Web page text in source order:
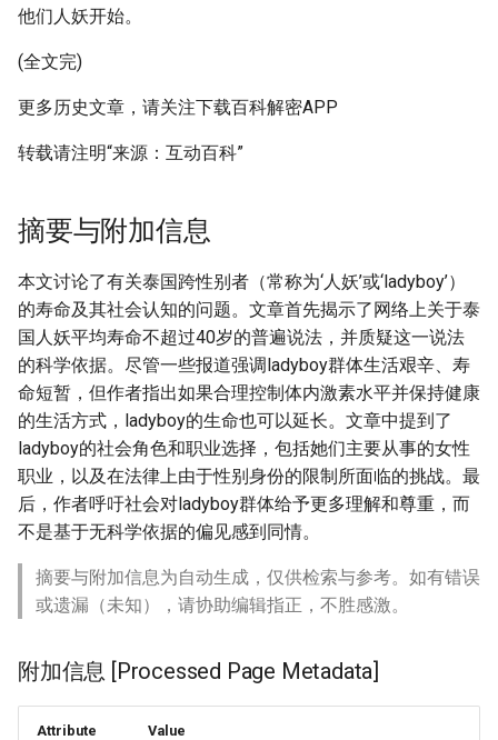
他们人妖开始。
(全文完)
更多历史文章，请关注下载百科解密APP
转载请注明“来源：互动百科”
摘要与附加信息
本文讨论了有关泰国跨性别者（常称为‘人妖’或‘ladyboy’）
的寿命及其社会认知的问题。文章首先揭示了网络上关于泰
国人妖平均寿命不超过40岁的普遍说法，并质疑这一说法
的科学依据。尽管一些报道强调ladyboy群体生活艰辛、寿
命短暂，但作者指出如果合理控制体内激素水平并保持健康
的生活方式，ladyboy的生命也可以延长。文章中提到了
ladyboy的社会角色和职业选择，包括她们主要从事的女性
职业，以及在法律上由于性别身份的限制所面临的挑战。最
后，作者呼吁社会对ladyboy群体给予更多理解和尊重，而
不是基于无科学依据的偏见感到同情。
摘要与附加信息为自动生成，仅供检索与参考。如有错误
或遗漏（未知），请协助编辑指正，不胜感激。
附加信息 [Processed Page Metadata]
Attribute Value